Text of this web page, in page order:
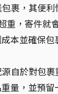
裹，其便利
重，寄件就
本並確保包
自於對包
量，並預